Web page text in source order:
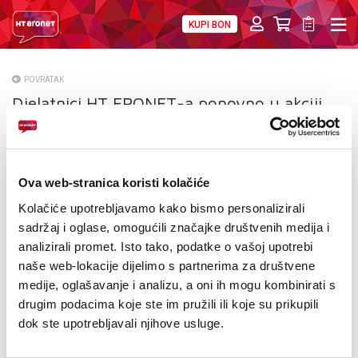
Ova web-stranica koristi kolačiće
Kolačiće upotrebljavamo kako bismo personalizirali
sadržaj i oglase, omogućili značajke društvenih medija i
analizirali promet. Isto tako, podatke o vašoj upotrebi
naše web-lokacije dijelimo s partnerima za društvene
medije, oglašavanje i analizu, a oni ih mogu kombinirati s
drugim podacima koje ste im pružili ili koje su prikupili
dok ste upotrebljavali njihove usluge.
KUPI BON
O NAMA
NATJEČAJI
VELEPRODAJA
KONTAKTI
MOJ PROFIL
E-RAČUN
POVRATAK
Djelatnici HT ERONET-a ponovno u akciji
darivanja krvi